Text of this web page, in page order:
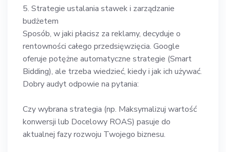
5. Strategie ustalania stawek i zarządzanie
budżetem
Sposób, w jaki płacisz za reklamy, decyduje o
rentowności całego przedsięwzięcia. Google
oferuje potężne automatyczne strategie (Smart
Bidding), ale trzeba wiedzieć, kiedy i jak ich używać.
Dobry audyt odpowie na pytania:
Czy wybrana strategia (np. Maksymalizuj wartość
konwersji lub Docelowy ROAS) pasuje do
aktualnej fazy rozwoju Twojego biznesu.